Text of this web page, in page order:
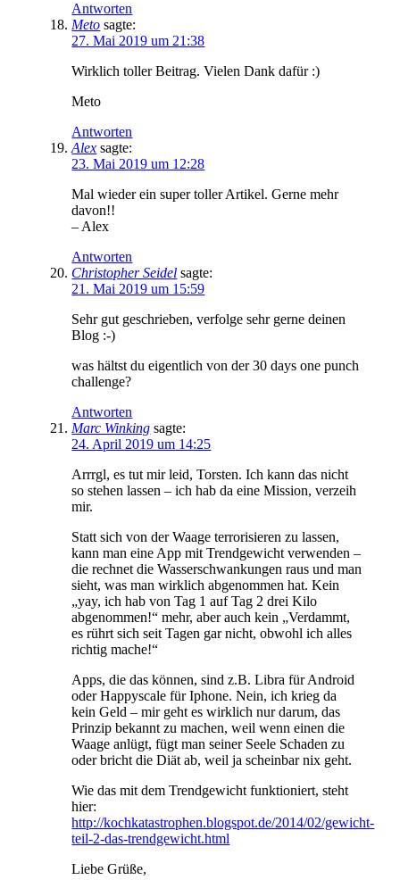
Antworten
Meto sagte:
27. Mai 2019 um 21:38
Wirklich toller Beitrag. Vielen Dank dafür :)
Meto
Antworten
Alex sagte:
23. Mai 2019 um 12:28
Mal wieder ein super toller Artikel. Gerne mehr
davon!!
– Alex
Antworten
Christopher Seidel sagte:
21. Mai 2019 um 15:59
Sehr gut geschrieben, verfolge sehr gerne deinen
Blog :-)
was hältst du eigentlich von der 30 days one punch
challenge?
Antworten
Marc Winking sagte:
24. April 2019 um 14:25
Arrrgl, es tut mir leid, Torsten. Ich kann das nicht
so stehen lassen – ich hab da eine Mission, verzeih
mir.
Statt sich von der Waage terrorisieren zu lassen,
kann man eine App mit Trendgewicht verwenden –
die rechnet die Wasserschwankungen raus und man
sieht, was man wirklich abgenommen hat. Kein
„yay, ich hab von Tag 1 auf Tag 2 drei Kilo
abgenommen!“ mehr, aber auch kein „Verdammt,
es rührt sich seit Tagen gar nicht, obwohl ich alles
richtig mache!“
Apps, die das können, sind z.B. Libra für Android
oder Happyscale für Iphone. Nein, ich krieg da
kein Geld – mir geht es wirklich nur darum, das
Prinzip bekannt zu machen, weil wenn einen die
Waage anlügt, fügt man seiner Seele Schaden zu
oder bricht die Diät ab, weil ja scheinbar nix geht.
Wie das mit dem Trendgewicht funktioniert, steht
hier:
http://kochkatastrophen.blogspot.de/2014/02/gewicht-
teil-2-das-trendgewicht.html
Liebe Grüße,